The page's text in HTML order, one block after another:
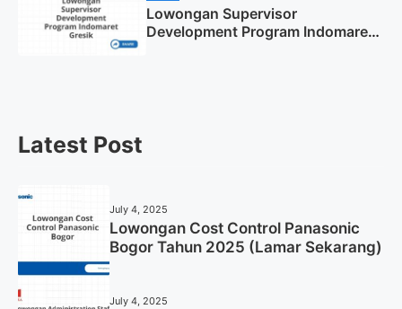
Lowongan Supervisor
Development Program Indomaret
Latest Post
July 4, 2025
Lowongan Cost Control Panasonic
Bogor Tahun 2025 (Lamar Sekarang)
July 4, 2025